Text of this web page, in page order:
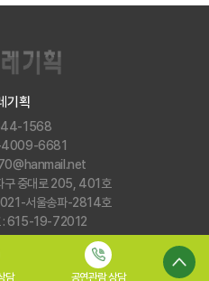
담 공연관람 상담
기획
1568
4009-6681
구 중대로 205, 401호
서울송파-2814호
: 615-19-72012
RESERVED. Designed by WebSite.co.kr